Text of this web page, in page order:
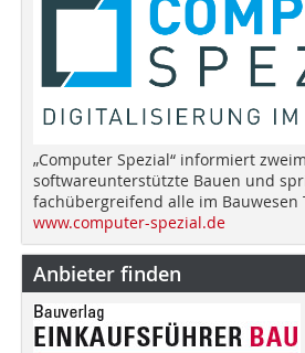
„Computer Spezial“ informiert
softwareunterstützte Bauen und
fachübergreifend alle im Bauwesen
www.computer-spezial.de
Anbieter finden